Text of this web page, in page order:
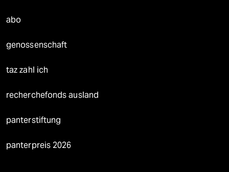
abo
genossenschaft
taz zahl ich
recherchefonds ausland
panterstiftung
panterpreis 2026